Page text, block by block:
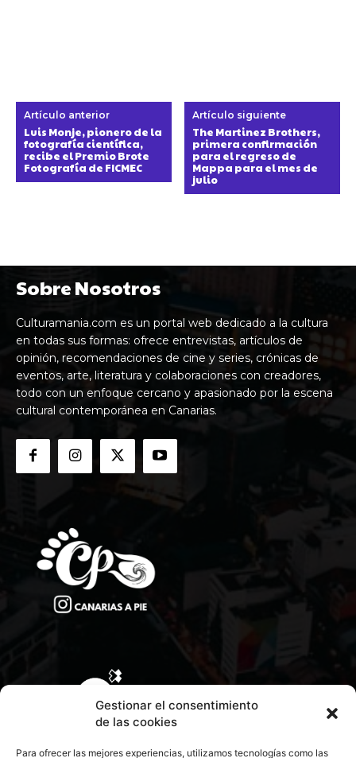
Gestionar el consentimiento
de las cookies
Para ofrecer las mejores experiencias, utilizamos tecnologías como las
Artículo anterior
Luis Monje, pionero de la
fotografía científica,
recibe el Premio Brote
Fotografía de FICMEC
Artículo siguiente
The Martinez Brothers,
primera confirmación
para el regreso de
Mappa para el mes de
julio
Sobre Nosotros
Culturamania.com es un portal web dedicado a la cultura
en todas sus formas: ofrece entrevistas, artículos de
opinión, recomendaciones de cine y series, crónicas de
eventos, arte, literatura y colaboraciones con creadores,
todo con un enfoque cercano y apasionado por la escena
cultural contemporánea en Canarias.